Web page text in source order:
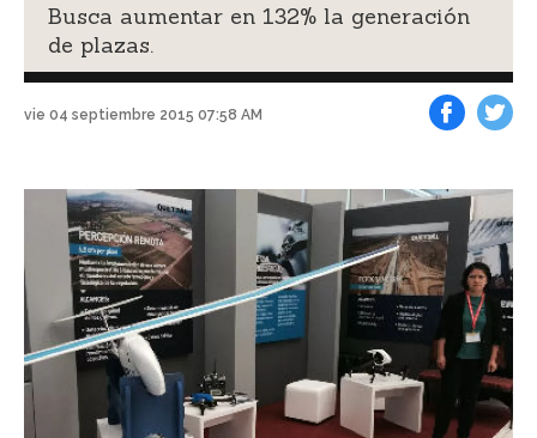
Busca aumentar en 132% la generación
de plazas.
vie 04 septiembre 2015 07:58 AM